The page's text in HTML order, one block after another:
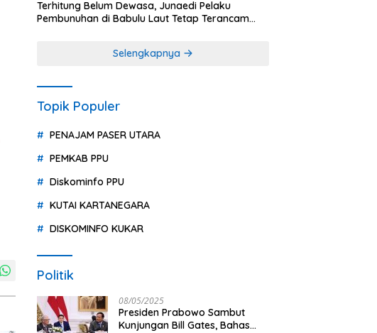
Terhitung Belum Dewasa, Junaedi Pelaku
Pembunuhan di Babulu Laut Tetap Terancam
Selengkapnya
Topik Populer
PENAJAM PASER UTARA
PEMKAB PPU
Diskominfo PPU
KUTAI KARTANEGARA
DISKOMINFO KUKAR
Politik
08/05/2025
Presiden Prabowo Sambut
Kunjungan Bill Gates, Bahas